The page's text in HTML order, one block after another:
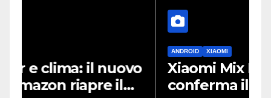
Xiaomi Mix Fold 5, un leak
conferma il design a